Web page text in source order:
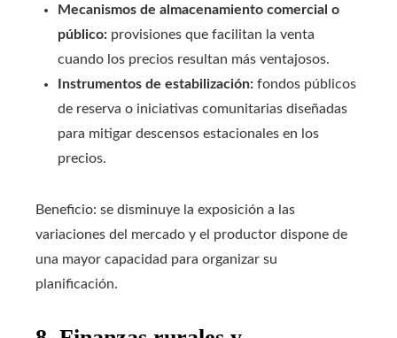
Mecanismos de almacenamiento comercial o
público: provisiones que facilitan la venta
cuando los precios resultan más ventajosos.
Instrumentos de estabilización: fondos públicos
de reserva o iniciativas comunitarias diseñadas
para mitigar descensos estacionales en los
precios.
Beneficio: se disminuye la exposición a las
variaciones del mercado y el productor dispone de
una mayor capacidad para organizar su
planificación.